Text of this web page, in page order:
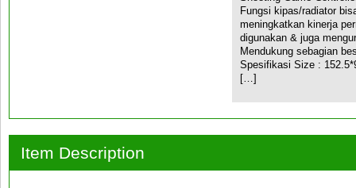
Fungsi kipas/radiator
meningkatkan kinerja
digunakan & juga
Mendukung sebagian
Spesifikasi Size :
[…]
Item Description